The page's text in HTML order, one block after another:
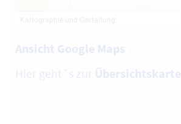
Ansicht Google Maps
Hier geht´s zur Übersichtskarte